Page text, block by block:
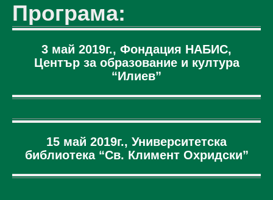
Програма:
3 май 2019г., Фондация НАБИС,
Център за образование и култура
“Илиев”
15 май 2019г., Университетска
библиотека “Св. Климент Охридски”